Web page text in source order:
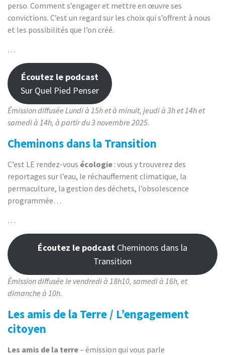
perso. Comment s’engager et mettre en œuvre ses
convictions. C’est un regard sur les choix qui s’offrent à nous
et les possibilités que l’on créé.
…
Écoutez le podcast
Sur Quel Pied Penser
Émission diffusée Lundi à 15h et à minuit, jeudi à 3h et 14h et
samedi à 14h, à partir du 3 novembre 2025.
Cheminons dans la Transition
C’est LE rendez-vous écologie : vous y trouverez des
reportages sur l’eau, le réchauffement climatique, la
permaculture, la gestion des déchets, l’obsolescence
programmée…
…
Écoutez le podcast Cheminons dans la
Transition
Émission diffusée le vendredi à 18h10, samedi à 16h, et
dimanche à 10h.
Les amis de la Terre / L’engagement
citoyen
Les amis de la terre– émission qui vous parle